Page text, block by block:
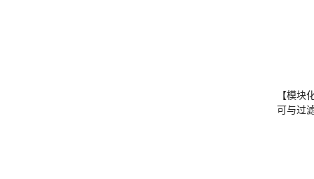
【模块
可与过